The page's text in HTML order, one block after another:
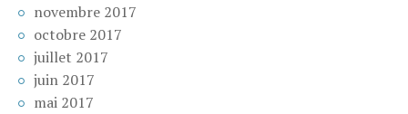
novembre 2017
octobre 2017
juillet 2017
juin 2017
mai 2017